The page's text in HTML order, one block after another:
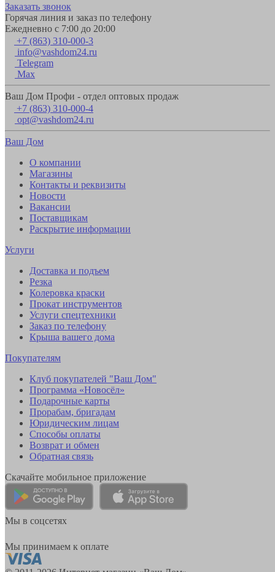
Заказать звонок
Горячая линия и заказ по телефону
Ежедневно с 7:00 до 20:00
+7 (863) 310-000-3
info@vashdom24.ru
Telegram
Max
Ваш Дом Профи - отдел оптовых продаж
+7 (863) 310-000-4
opt@vashdom24.ru
Ваш Дом
О компании
Магазины
Контакты и реквизиты
Новости
Вакансии
Поставщикам
Раскрытие информации
Услуги
Доставка и подъем
Резка
Колеровка краски
Прокат инструментов
Услуги спецтехники
Заказ по телефону
Крыша вашего дома
Покупателям
Клуб покупателей "Ваш Дом"
Программа «Новосёл»
Подарочные карты
Прорабам, бригадам
Юридическим лицам
Способы оплаты
Возврат и обмен
Обратная связь
Скачайте мобильное приложение
Мы в соцсетях
Мы принимаем к оплате